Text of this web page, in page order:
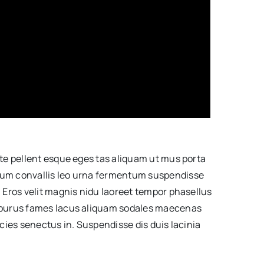
pellent esque eges tas aliquam ut mus porta
convallis leo urna fermentum suspendisse
velit magnis nidu laoreet tempor phasellus
fames lacus aliquam sodales maecenas
senectus in. Suspendisse dis duis lacinia